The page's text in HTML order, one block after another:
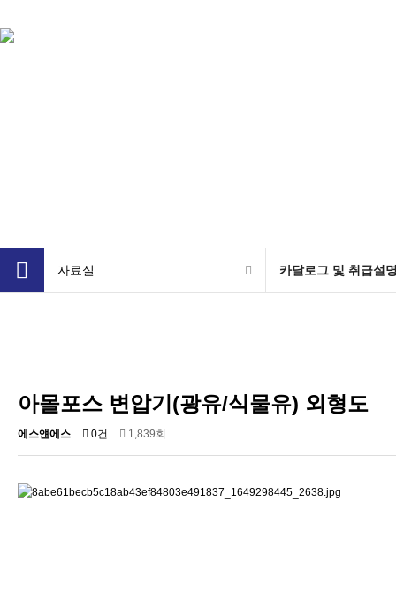
자료실 카달로그 및 취급설
아몰포스 변압기(광유/식물유) 외형도
에스얜에스 0건 1,839회